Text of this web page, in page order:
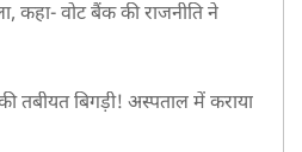
कहा- वोट बैंक की राजनीति ने
तबीयत बिगड़ी! अस्पताल में कराया